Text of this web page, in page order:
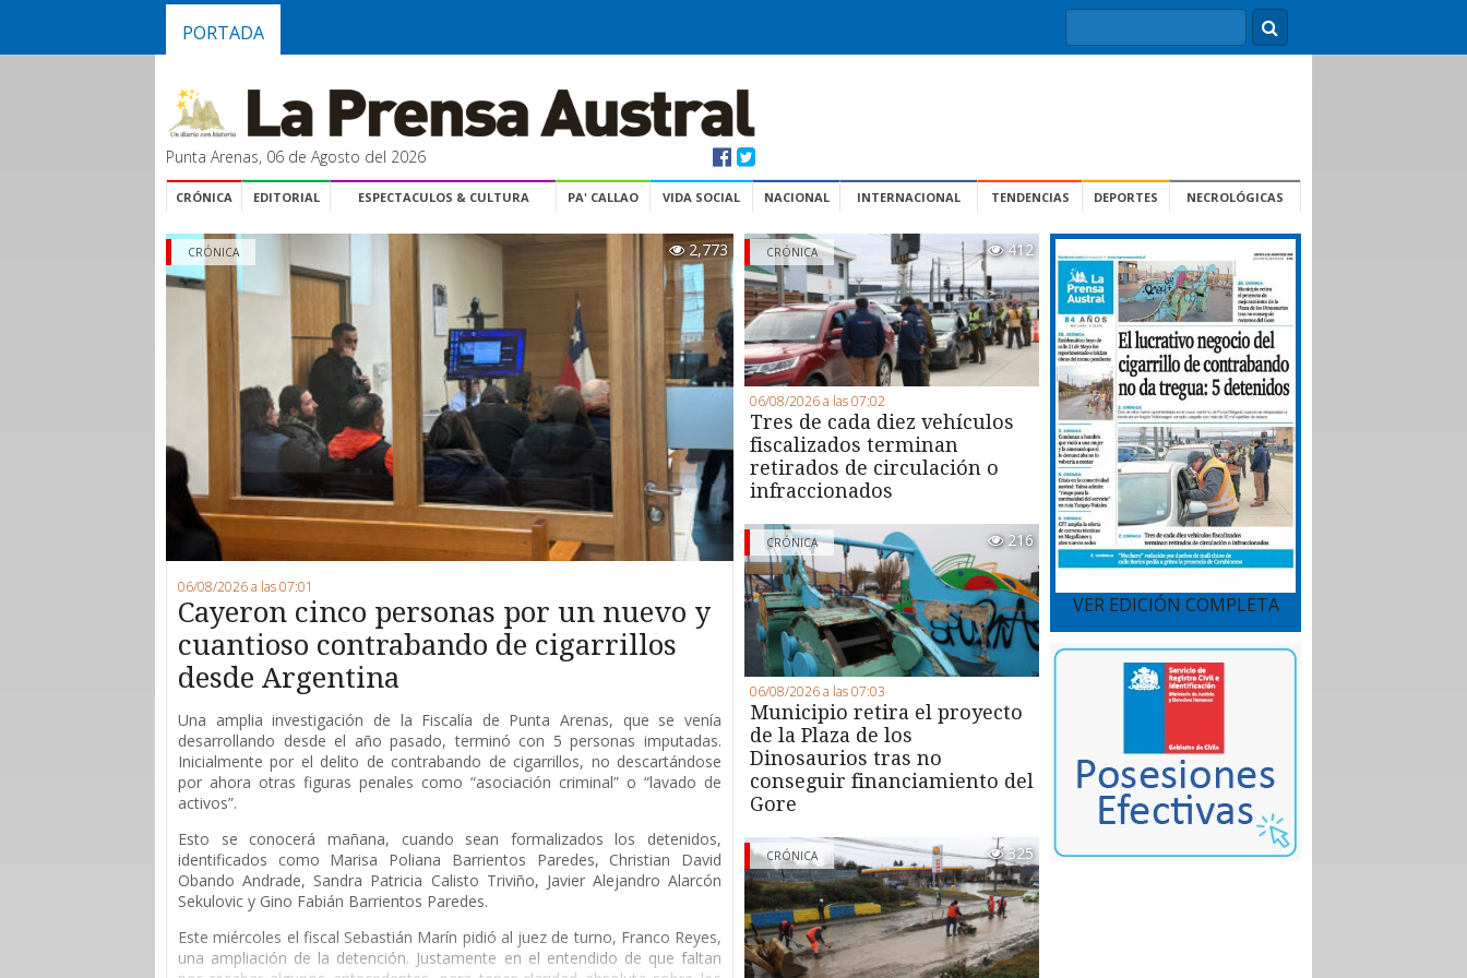
PORTADA
Punta Arenas, 06 de Agosto del 2026
CRÓNICA EDITORIAL ESPECTACULOS & CULTURA PA' CALLAO VIDA SOCIAL NACIONAL INTERNACIONAL TENDENCIAS DEPORTES NECROLÓGICAS
2,773
CRÓNICA
06/08/2026 a las 07:01
Cayeron cinco personas por un nuevo y
cuantioso contrabando de cigarrillos
desde Argentina
Una amplia investigación de la Fiscalía de Punta Arenas, que se venía
desarrollando desde el año pasado, terminó con 5 personas imputadas.
Inicialmente por el delito de contrabando de cigarrillos, no descartándose
por ahora otras figuras penales como “asociación criminal” o “lavado de
activos”.
Esto se conocerá mañana, cuando sean formalizados los detenidos,
identificados como Marisa Poliana Barrientos Paredes, Christian David
Obando Andrade, Sandra Patricia Calisto Triviño, Javier Alejandro Alarcón
Sekulovic y Gino Fabián Barrientos Paredes.
Este miércoles el fiscal Sebastián Marín pidió al juez de turno, Franco Reyes,
una ampliación de la detención. Justamente en el entendido de que faltan
CRÓNICA 412
06/08/2026 a las 07:02
Tres de cada diez vehículos
fiscalizados terminan
retirados de circulación o
infraccionados
CRÓNICA 216
06/08/2026 a las 07:03
Municipio retira el proyecto
de la Plaza de los
Dinosaurios tras no
conseguir financiamiento del
Gore
CRÓNICA 325
VER EDICIÓN COMPLETA